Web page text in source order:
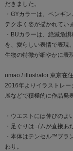
だきました。
・GYカラーは、ペンギ
テク歩く姿が描かれてい
・BUカラーは、絶滅危
を、愛らしい表情で表現。
生物の特徴が細やかに表
umao / illustrator 東京在
2016年よりイラストレー
展などで積極的に作品発
・ウエストには伸びのよ
・足ぐりはゴムが直接あ
・本体はテンセル™ブラ
わり。